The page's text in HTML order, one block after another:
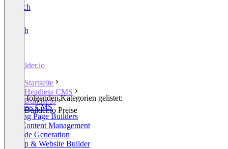
Deutsch
English
Builder.io
Startseite
Headless CMS
Builder.io
Builder.io Preise
In den folgenden Kategorien gelistet:
Headless CMS
Landing Page Builders
Web Content Management
AI Code Generation
AI App & Website Builder